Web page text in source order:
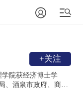
+关注
学院获经济博士学
、酒泉市政府、商务